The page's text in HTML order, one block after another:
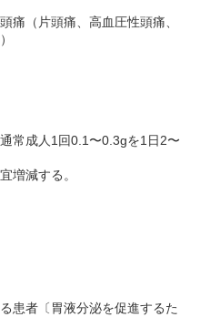
痛（片頭痛、高血圧性頭痛、
常成人1回0.1〜0.3gを1日2〜
増減する。
患者〔胃液分泌を促進するた